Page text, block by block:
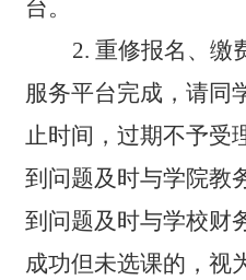
台。
2.重修报名、缴
服务平台完成，请同
止时间，过期不予受
到问题及时与学院教
到问题及时与学校财
成功但未选课的，视